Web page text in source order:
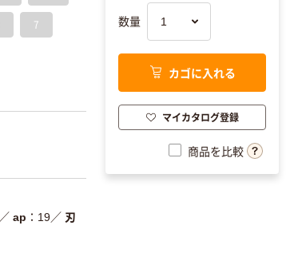
7
／ ap 19／ 刃
数量
カゴに入れる
マイカタログ登録
商品を比較